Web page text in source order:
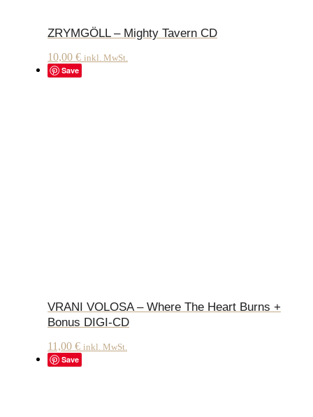
ZRYMGÖLL – Mighty Tavern CD
10,00 € inkl. MwSt.
Save
VRANI VOLOSA – Where The Heart Burns +
Bonus DIGI-CD
11,00 € inkl. MwSt.
Save